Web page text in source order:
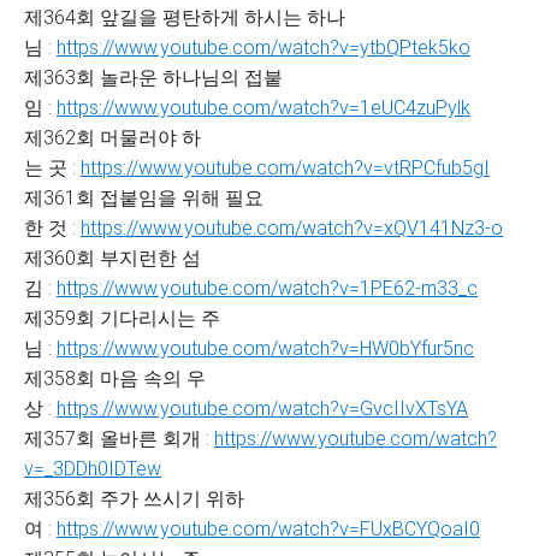
제364회 앞길을 평탄하게 하시는 하나
님 : https://www.youtube.com/watch?v=ytbQPtek5ko
제363회 놀라운 하나님의 접붙
임 : https://www.youtube.com/watch?v=1eUC4zuPylk
제362회 머물러야 하
는 곳 : https://www.youtube.com/watch?v=vtRPCfub5gI
제361회 접붙임을 위해 필요
한 것 : https://www.youtube.com/watch?v=xQV141Nz3-o
제360회 부지런한 섬
김 : https://www.youtube.com/watch?v=1PE62-m33_c
제359회 기다리시는 주
님 : https://www.youtube.com/watch?v=HW0bYfur5nc
제358회 마음 속의 우
상 : https://www.youtube.com/watch?v=GvcIIvXTsYA
제357회 올바른 회개 : https://www.youtube.com/watch?
v=_3DDh0IDTew
제356회 주가 쓰시기 위하
여 : https://www.youtube.com/watch?v=FUxBCYQoaI0